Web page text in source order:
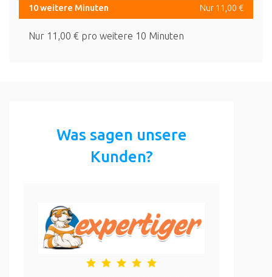
10 weitere Minuten Nur 11,00 €
Nur 11,00 € pro weitere 10 Minuten
Was sagen unsere
Kunden?